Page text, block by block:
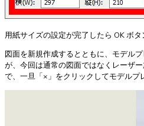
用紙サイズの設定が完了したら OK ボタ
図面を新規作成するとともに、モデル
が、今回は通常の図面ではなくレーザ
で、一旦「×」をクリックしてモデルプ